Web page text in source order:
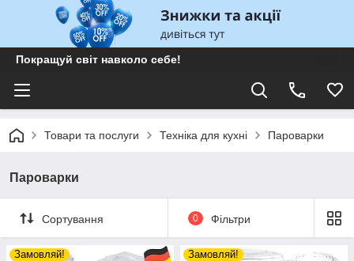
Покращуй світ навколо себе!
Товари та послуги Техніка для кухні Пароварки
Пароварки
Сортування 0 Фільтри
Замовляй! Замовляй!